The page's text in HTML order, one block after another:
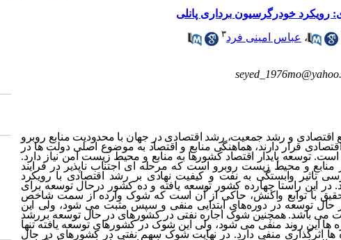
رویکرد خودرگرسیون برداری پانلی
، عباس امینی فرد۳
و رشد جمعیت، رشد اقتصادی در جهان با محدودیت منابع روبرو
قرار دارند، هماهنگی منابع و اقتصاد به موضوع اصلی دولت ها در
توسعه پایدار اقتصاد کشورها به منابع و محیط زیست امن نیاز دارد.
و محیط زیست روبرو است که مرحله ای اجتناب ناپذیر در فرایند
وابستگی به نفت و کیفیت نهادی بر رشد اقتصادی با رویکرد
در این راستا چهارده کشور توسعه یافته و ده کشور درحال توسعه برای
شده‌اند. نتایج تحقیق با توابع واکنش، حاکی از آن است که شوک وارده از سمت شاخص
حال توسعه در دوره‌های ابتدایی منفی و سپس مثبت می شود، ولی این
می باشد. همچنین شوک اجاره نفتی در کشورهای در حال توسعه بررشد
ها این روند منفی می شود، ولی این شوک در کشورهای توسعه یافته تنها
ها اثرگذاری منفی دارد. در نهایت شوک سهم نفتی در کشورهای در حال